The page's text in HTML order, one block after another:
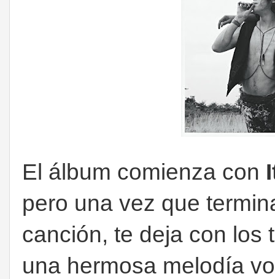
El álbum comienza con
pero una vez que
canción, te deja con los
una hermosa melodía